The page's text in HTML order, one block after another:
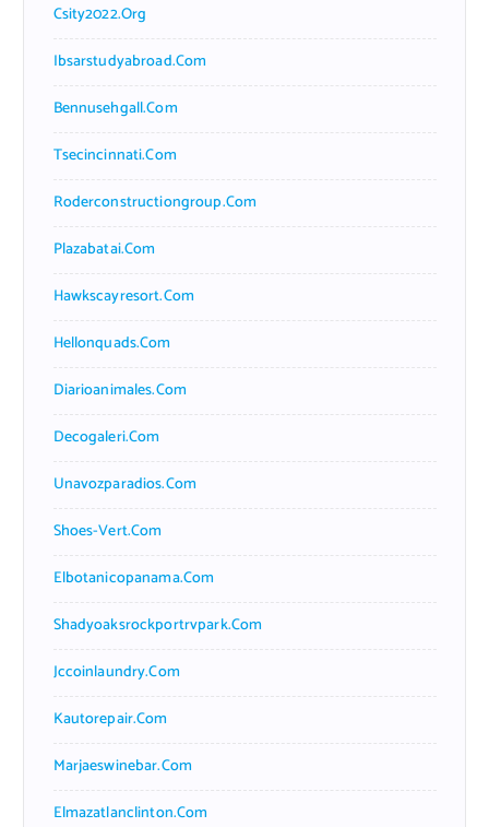
Csity2022.org
Ibsarstudyabroad.com
Bennusehgall.com
Tsecincinnati.com
Roderconstructiongroup.com
Plazabatai.com
Hawkscayresort.com
Hellonquads.com
Diarioanimales.com
Decogaleri.com
Unavozparadios.com
Shoes-Vert.com
Elbotanicopanama.com
Shadyoaksrockportrvpark.com
Jccoinlaundry.com
Kautorepair.com
Marjaeswinebar.com
Elmazatlanclinton.com